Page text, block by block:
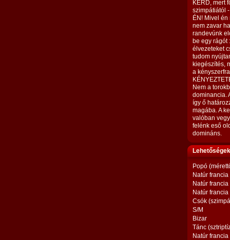
KÉRD, mert
szimpátiától
ÉN! Mivel
nem zavar
randevúnk
be egy rágót
élvezeteket
tudom
kiegészítés,
a
Nem a
dominancia.
így ő
magába. A
valóban
felénk eső
domináns.
Popó
Natúr francia
Natúr
Natúr
Csók
S/M
Bizar
Tánc
Natúr